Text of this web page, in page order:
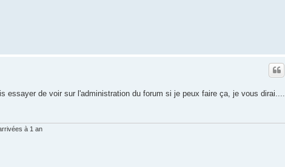
essayer de voir sur l'administration du forum si je peux faire ça, je vous dirai....
à 1 an